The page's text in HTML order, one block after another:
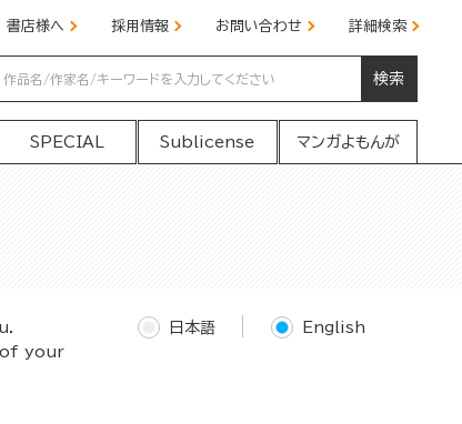
書店様へ 採用情報 お問い合わせ 詳細検索
検索
SPECIAL Sublicense マンガよもんが
your
日本語 English